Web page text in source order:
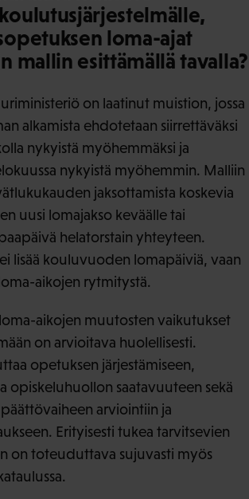
loma-ajat
mallin esittämällä tavalla?
on laatinut muistion, jossa
alkamista ehdotetaan siirrettäväksi
nykyistä myöhemmäksi ja
nykyistä myöhemmin. Malliin
jaksottamista koskevia
uusi lomajakso keväälle tai
helatorstain yhteyteen.
lisää kouluvuoden lomapäiviä, vaan
aikojen rytmitystä.
aikojen muutosten vaikutukset
on arvioitava huolellisesti.
opetuksen järjestämiseen,
opiskeluhuollon saatavuuteen sekä
arviointiin ja
Erityisesti tukea tarvitsevien
on toteuduttava sujuvasti myös